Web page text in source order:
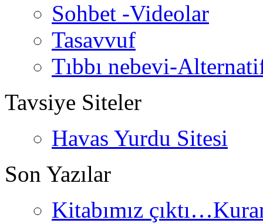
Sohbet -Videolar
Tasavvuf
Tıbbı nebevi-
Tavsiye Siteler
Havas Yurdu Sitesi
Son Yazılar
Kitabımız